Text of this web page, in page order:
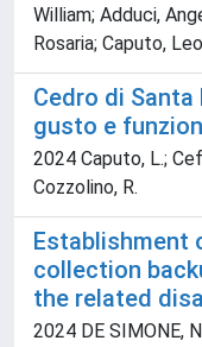
William; Adduci,
Rosaria; Caputo,
Cedro di Santa
gusto e
2024 Caputo, L.;
Cozzolino, R.
Establishment
collection
the related
2024 DE SIMONE,